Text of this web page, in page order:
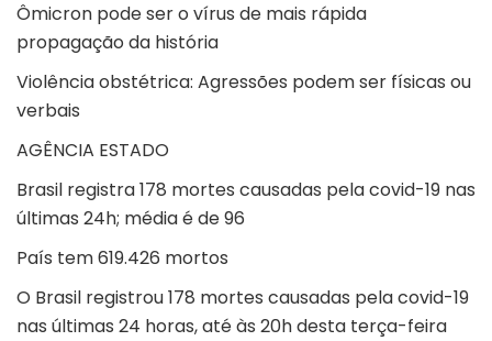
Ômicron pode ser o vírus de mais rápida
propagação da história
Violência obstétrica: Agressões podem ser físicas ou
verbais
AGÊNCIA ESTADO
Brasil registra 178 mortes causadas pela covid-19 nas
últimas 24h; média é de 96
País tem 619.426 mortos
O Brasil registrou 178 mortes causadas pela covid-19
nas últimas 24 horas, até às 20h desta terça-feira